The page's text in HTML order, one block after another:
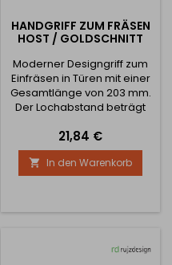
HANDGRIFF ZUM FRÄSEN
HOST / GOLDSCHNITT
Moderner Designgriff zum
Einfräsen in Türen mit einer
Gesamtlänge von 203 mm.
Der Lochabstand beträgt
Befestigungsloch ist 200 x
38 mm groß und 14,5 mm
tief.
Preis
21,84 €
 In den Warenkorb